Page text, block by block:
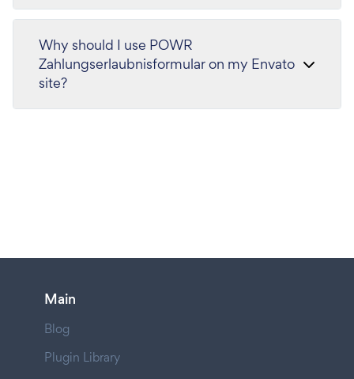
Why should I use POWR
Zahlungserlaubnisformular on my Envato
site?
Main
Blog
Plugin Library